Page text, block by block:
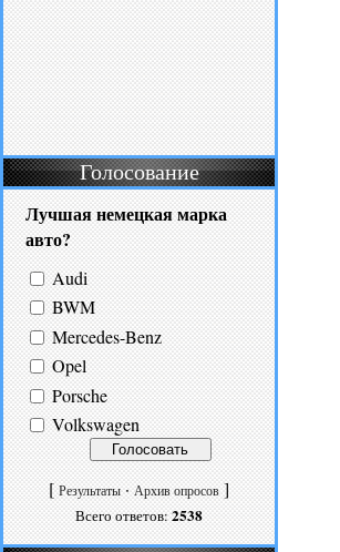
Голосование
Лучшая немецкая марка
авто?
Audi
BWM
Mercedes-Benz
Opel
Porsche
Volkswagen
[Результаты·Архив опросов]
Всего ответов:2538